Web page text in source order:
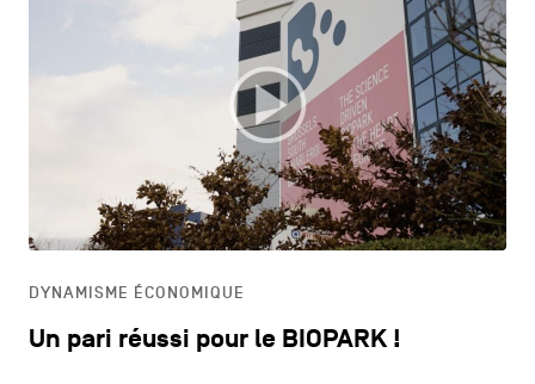
DYNAMISME ÉCONOMIQUE
Un pari réussi pour le BIOPARK !